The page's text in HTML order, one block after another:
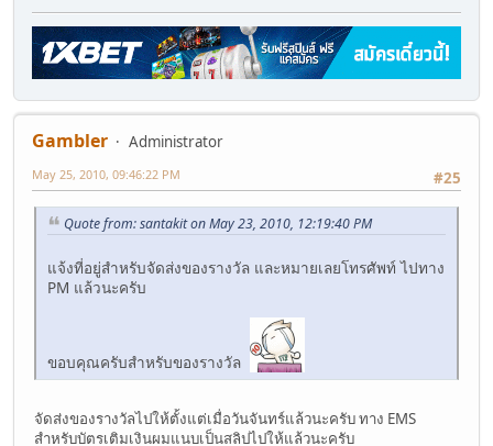
Gambler
Administrator
#25
May 25, 2010, 09:46:22 PM
Quote from: santakit on May 23, 2010, 12:19:40 PM
แจ้งที่อยู่สำหรับจัดส่งของรางวัล และหมายเลยโทรศัพท์ ไปทาง
PM แล้วนะครับ
ขอบคุณครับสำหรับของรางวัล
จัดส่งของรางวัลไปให้ตั้งแต่เมื่อวันจันทร์แล้วนะครับ ทาง EMS
สำหรับบัตรเติมเงินผมแนบเป็นสลิปไปให้แล้วนะครับ